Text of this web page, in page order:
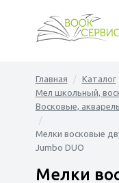
Главная Каталог
Мел школьный,
Восковые,
Мелки восковые
Jumbo DUO
Мелки